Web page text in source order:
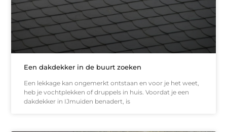
Een dakdekker in de buurt zoeken
Een lekkage kan ongemerkt ontstaan en voor je het weet,
heb je vochtplekken of druppels in huis. Voordat je een
dakdekker in IJmuiden benadert, is